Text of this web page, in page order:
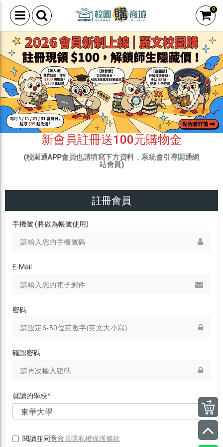
0
新會員註冊送100元購物金
(校園通APP會員也請填寫下方資料，系統會引導開通網
站會員)
註冊會員
手機號 (將做為帳號使用)
E-Mail
密碼
確認密碼
就讀的學校*
閱讀並同意會員隱私權保護條款